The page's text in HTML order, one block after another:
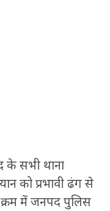
के सभी थाना
को प्रभावी ढंग से
क्रम में जनपद पुलिस